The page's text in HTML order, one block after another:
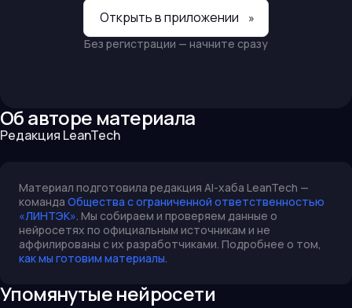
Открыть в приложении
»
Без регистрации — начните сразу
Об авторе материала
Редакция LeanTech
Материал подготовила редакция AI-хаба LeanTech —
команда Общества с ограниченной ответственностью
«ЛИНТЭК». Мы собираем и проверяем данные о
нейросетях по официальным источникам и не
аффилированы с их разработчиками. Подробнее о том,
как мы готовим материалы.
Упомянутые нейросети